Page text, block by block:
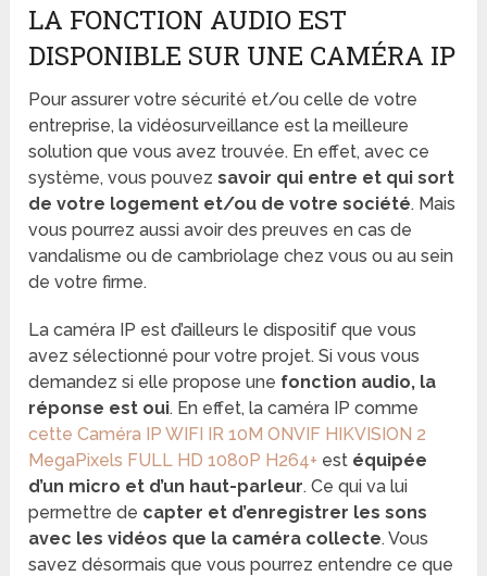
LA FONCTION AUDIO EST
DISPONIBLE SUR UNE CAMÉRA IP
Pour assurer votre sécurité et/ou celle de votre
entreprise, la vidéosurveillance est la meilleure
solution que vous avez trouvée. En effet, avec ce
système, vous pouvezsavoir qui entre et qui sort
de votre logement et/ou de votre société. Mais
vous pourrez aussi avoir des preuves en cas de
vandalisme ou de cambriolage chez vous ou au sein
de votre firme.
La caméra IP est d’ailleurs le dispositif que vous
avez sélectionné pour votre projet. Si vous vous
demandez si elle propose une fonction audio, la
réponse est oui. En effet, la caméra IP comme
cette Caméra IP WIFI IR 10M ONVIF HIKVISION 2
MegaPixels FULL HD 1080P H264+ est équipée
d’un micro et d’un haut-parleur. Ce qui va lui
permettre de capter et d’enregistrer les sons
avec les vidéos que la caméra collecte. Vous
savez désormais que vous pourrez entendre ce que